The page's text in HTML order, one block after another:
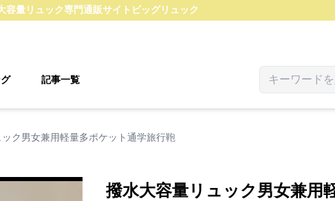
容量リュック専門通販サイト ビッグリュック
記事一覧
ク男女兼用軽量多ポケット通学旅行鞄
撥水大容量リュック男女兼用